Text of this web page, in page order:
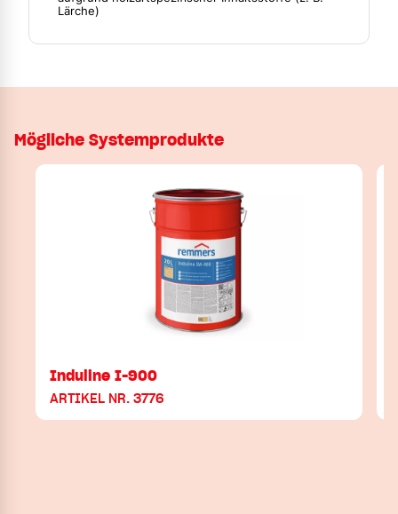
Lärche)
Mögliche Systemprodukte
Induline I-900
ARTIKEL NR. 3776